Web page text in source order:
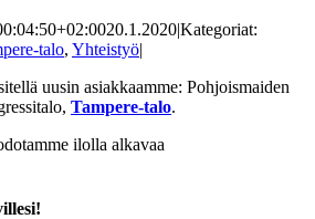
20.1.2020|Kategoriat:
talo, Yhteistyö|
uusin asiakkaamme: Pohjoismaiden
Tampere-talo.
ilolla alkavaa